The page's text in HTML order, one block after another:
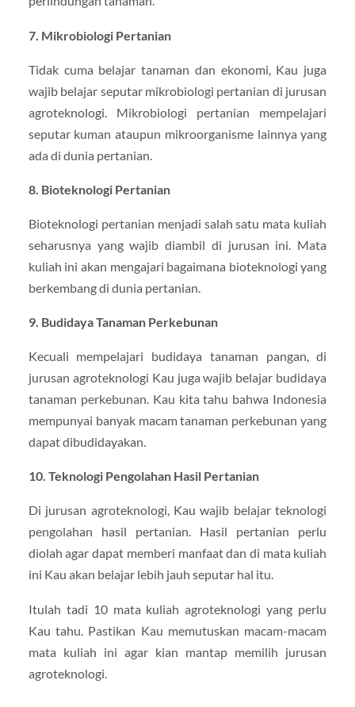
7. Mikrobiologi Pertanian
Tidak cuma belajar tanaman dan ekonomi, Kau juga
wajib belajar seputar mikrobiologi pertanian di jurusan
agroteknologi. Mikrobiologi pertanian mempelajari
seputar kuman ataupun mikroorganisme lainnya yang
ada di dunia pertanian.
8. Bioteknologi Pertanian
Bioteknologi pertanian menjadi salah satu mata kuliah
seharusnya yang wajib diambil di jurusan ini. Mata
kuliah ini akan mengajari bagaimana bioteknologi yang
berkembang di dunia pertanian.
9. Budidaya Tanaman Perkebunan
Kecuali mempelajari budidaya tanaman pangan, di
jurusan agroteknologi Kau juga wajib belajar budidaya
tanaman perkebunan. Kau kita tahu bahwa Indonesia
mempunyai banyak macam tanaman perkebunan yang
dapat dibudidayakan.
10. Teknologi Pengolahan Hasil Pertanian
Di jurusan agroteknologi, Kau wajib belajar teknologi
pengolahan hasil pertanian. Hasil pertanian perlu
diolah agar dapat memberi manfaat dan di mata kuliah
ini Kau akan belajar lebih jauh seputar hal itu.
Itulah tadi 10 mata kuliah agroteknologi yang perlu
Kau tahu. Pastikan Kau memutuskan macam-macam
mata kuliah ini agar kian mantap memilih jurusan
agroteknologi.